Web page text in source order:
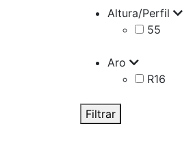
Altura/Perfil
55
Aro
R16
Filtrar